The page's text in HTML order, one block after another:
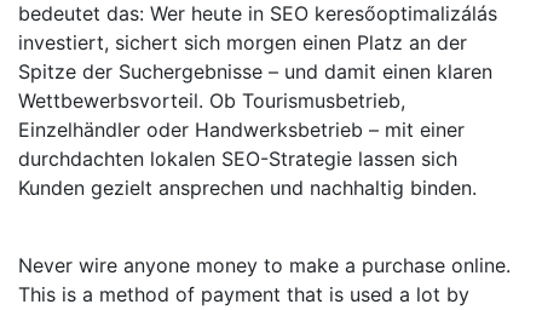
bedeutet das: Wer heute in SEO keresőoptimalizálás
investiert, sichert sich morgen einen Platz an der
Spitze der Suchergebnisse – und damit einen klaren
Wettbewerbsvorteil. Ob Tourismusbetrieb,
Einzelhändler oder Handwerksbetrieb – mit einer
durchdachten lokalen SEO-Strategie lassen sich
Kunden gezielt ansprechen und nachhaltig binden.
Never wire anyone money to make a purchase online.
This is a method of payment that is used a lot by